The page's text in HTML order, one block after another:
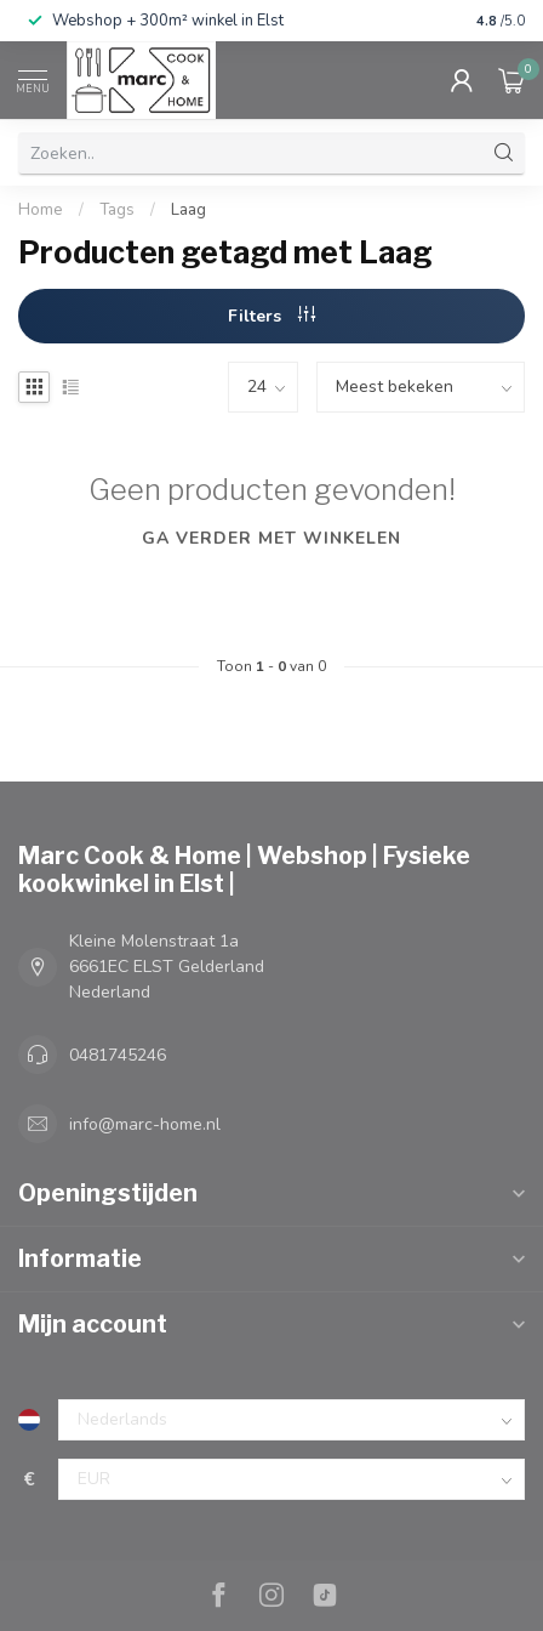
Webshop + 300m² winkel in Elst Gratis
4.8 /5.0
MENU
0
Home / Tags / Laag
Producten getagd met Laag
Filters
Geen producten gevonden!
GA VERDER MET WINKELEN
Toon 1 - 0van 0
Marc Cook & Home | Webshop | Fysieke
kookwinkel in Elst |
Kleine Molenstraat 1a
6661EC ELST Gelderland
Nederland
0481745246
info@marc-home.nl
Openingstijden
Informatie
Mijn account
€